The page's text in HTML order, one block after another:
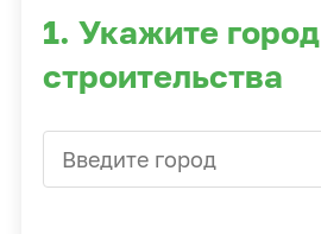
1. Укажите город
строительства